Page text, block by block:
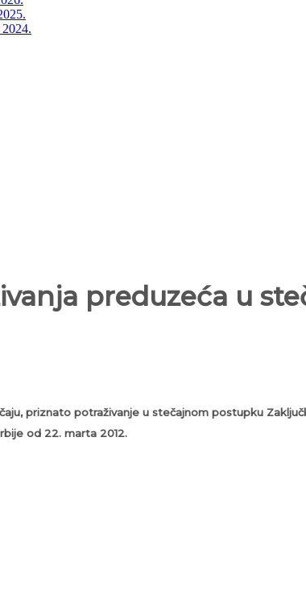
preduzeća u
priznato potraživanje u stečajnom postupku
od 22. marta 2012.